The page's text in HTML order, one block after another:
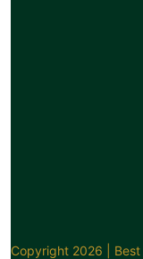
Copyright 2026 | Best